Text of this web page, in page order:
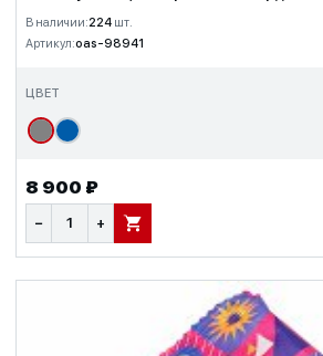
В наличии:224 шт.
Артикул:oas-98941
ЦВЕТ
8 900 ₽
− + В КОРЗИНУ